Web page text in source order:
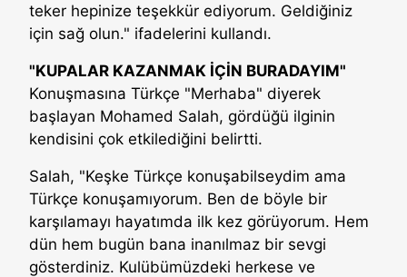
teker hepinize teşekkür ediyorum. Geldiğiniz
için sağ olun." ifadelerini kullandı.
"KUPALAR KAZANMAK İÇİN BURADAYIM"
Konuşmasına Türkçe "Merhaba" diyerek
başlayan Mohamed Salah, gördüğü ilginin
kendisini çok etkilediğini belirtti.
Salah, "Keşke Türkçe konuşabilseydim ama
Türkçe konuşamıyorum. Ben de böyle bir
karşılamayı hayatımda ilk kez görüyorum. Hem
dün hem bugün bana inanılmaz bir sevgi
gösterdiniz. Kulübümüzdeki herkese ve